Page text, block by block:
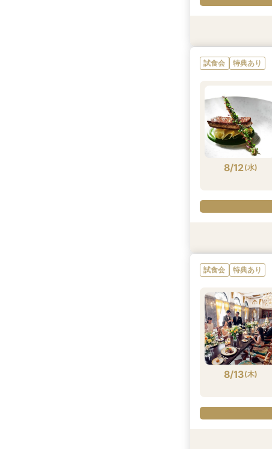
8/11(火)
8/11(火)
8/11(火)
8/11(火)
8/11(火)
試食会 特典あり
8/12(水)
8/12(水)
8/12(水)
試食会 特典あり
8/13(木)